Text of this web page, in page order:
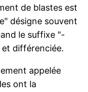
de blastes est
désigne souvent
le suffixe "-
différenciée.
appelée
ont la